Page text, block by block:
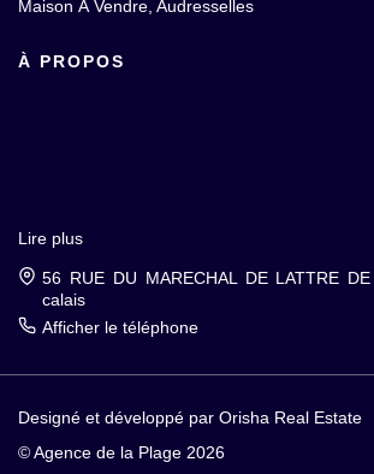
Maison À Vendre, Audresselles
À PROPOS
Lire plus
56 RUE DU MARECHAL DE LATTRE
calais
Afficher le téléphone
Designé et développé par Orisha Real Estate
© Agence de la Plage 2026